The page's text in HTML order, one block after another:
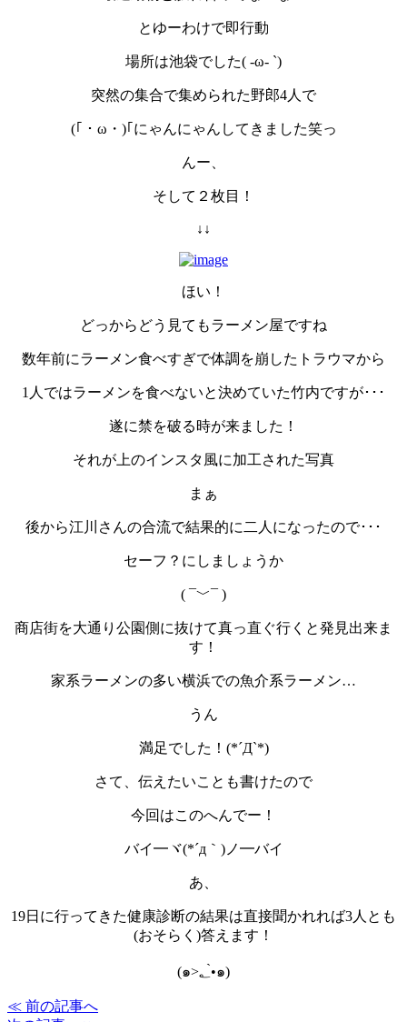
とゆーわけで即行動
場所は池袋でした( -ω- `)
突然の集合で集められた野郎4人で
(｢・ω・)｢にゃんにゃんしてきました笑っ
んー、
そして２枚目！
↓↓
ほい！
どっからどう見てもラーメン屋ですね
数年前にラーメン食べすぎで体調を崩したトラウマから
1人ではラーメンを食べないと決めていた竹内ですが･･･
遂に禁を破る時が来ました！
それが上のインスタ風に加工された写真
まぁ
後から江川さんの合流で結果的に二人になったので･･･
セーフ？にしましょうか
( ¯﹀¯ )
商店街を大通り公園側に抜けて真っ直ぐ行くと発見出来ま
す！
家系ラーメンの多い横浜での魚介系ラーメン…
うん
満足でした！(*´Д`*)
さて、伝えたいことも書けたので
今回はこのへんでー！
バイ━ヾ(*´д｀)ノ━バイ
あ、
19日に行ってきた健康診断の結果は直接聞かれれば3人とも
(おそらく)答えます！
(๑>؂•̀๑)
≪ 前の記事へ